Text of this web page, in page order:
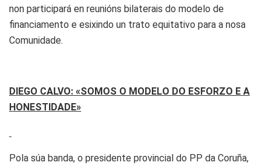
non participará en reunións bilaterais do modelo de
financiamento e esixindo un trato equitativo para a nosa
Comunidade.
DIEGO CALVO: «SOMOS O MODELO DO ESFORZO E A
HONESTIDADE»
Pola súa banda, o presidente provincial do PP da Coruña,